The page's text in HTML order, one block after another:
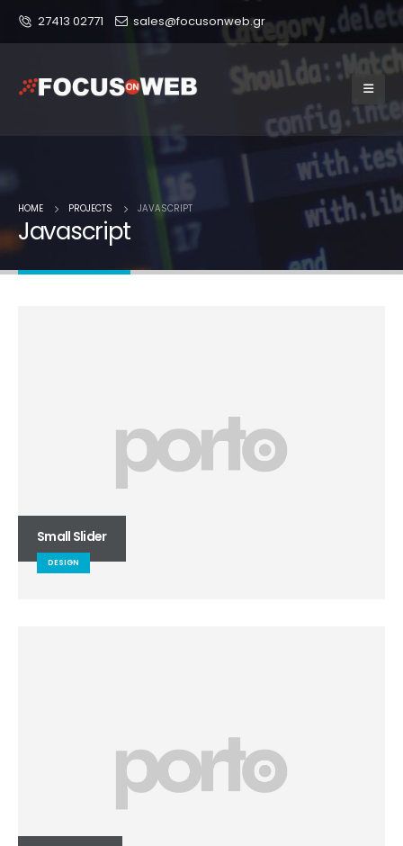
27413 02771 sales@focusonweb.gr
HOME PROJECTS JAVASCRIPT
Javascript
Small Slider
DESIGN